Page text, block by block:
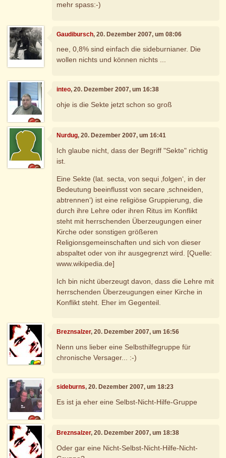
mehr spass:-)
Gaudibursch, 20. Dezember 2007, um 08:06
nee, 0,8% sind einfach die sideburnianer. Die
wollen nichts und können nichts ...
inteo, 20. Dezember 2007, um 16:38
ohje is die Sekte jetzt schon so groß
Nurdug, 20. Dezember 2007, um 16:41
Ich glaube nicht, dass der Begriff "Sekte" richtig
ist.
Eine Sekte (lat. secta, von sequi ‚folgen‘, in der
Bedeutung beeinflusst von secare ‚schneiden,
abtrennen‘) ist eine religiöse Gruppierung, die
durch ihre Lehre oder ihren Ritus im Konflikt
steht mit herrschenden Überzeugungen einer
Kirche oder sonstigen größeren
Religionsgemeinschaften und sich von dieser
abspaltet oder von ihr ausgegrenzt wird. [Quelle:
www.wikipedia.de]
Ich bin nicht überzeugt davon, dass die Lehre mit
herrschenden Überzeugungen einer Kirche in
Konflikt steht. Eher im Gegenteil.
Breznsalzer, 20. Dezember 2007, um 16:56
Nenn uns lieber eine Selbsthilfegruppe für
chronische Versager... :-)
sideburns, 20. Dezember 2007, um 18:23
Es ist ja eher eine Selbst-Nicht-Hilfe-Gruppe
Breznsalzer, 20. Dezember 2007, um 18:38
Oder gar eine Nicht-Selbst-Nicht-Hilfe-Nicht-